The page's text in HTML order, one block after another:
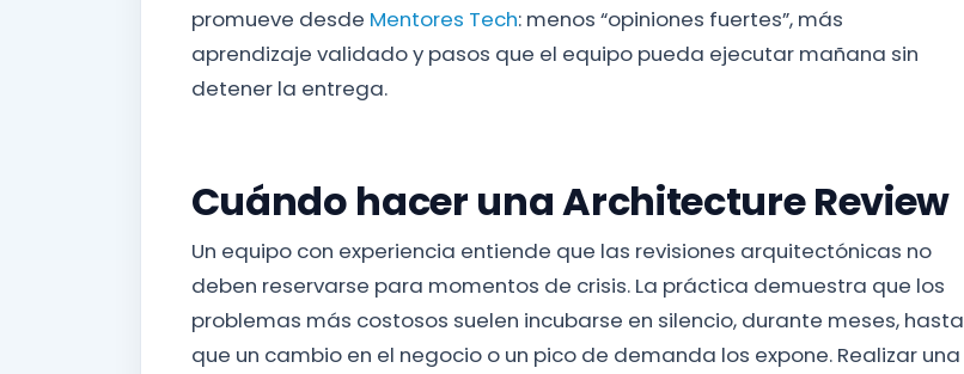
promueve desde Mentores Tech: menos “opiniones fuertes”, más
aprendizaje validado y pasos que el equipo pueda ejecutar mañana sin
detener la entrega.
Cuándo hacer una Architecture Review
Un equipo con experiencia entiende que las revisiones arquitectónicas no
deben reservarse para momentos de crisis. La práctica demuestra que los
problemas más costosos suelen incubarse en silencio, durante meses, hasta
que un cambio en el negocio o un pico de demanda los expone. Realizar una